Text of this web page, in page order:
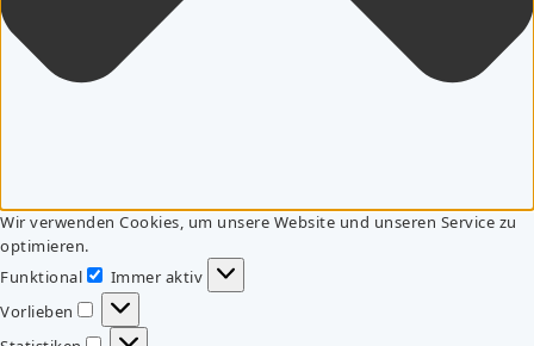
Wir verwenden Cookies, um unsere Website und unseren Service zu
optimieren.
Funktional
Funktional
Immer aktiv
Vorlieben
Vorlieben